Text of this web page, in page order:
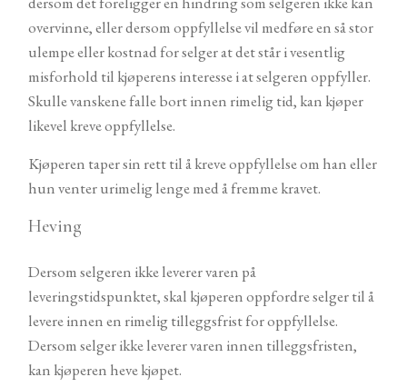
overvinne, eller dersom oppfyllelse vil medføre en så stor
ulempe eller kostnad for selger at det står i vesentlig
misforhold til kjøperens interesse i at selgeren oppfyller.
Skulle vanskene falle bort innen rimelig tid, kan kjøper
likevel kreve oppfyllelse.
Kjøperen taper sin rett til å kreve oppfyllelse om han eller
hun venter urimelig lenge med å fremme kravet.
Heving
Dersom selgeren ikke leverer varen på
leveringstidspunktet, skal kjøperen oppfordre selger til å
levere innen en rimelig tilleggsfrist for oppfyllelse.
Dersom selger ikke leverer varen innen tilleggsfristen,
kan kjøperen heve kjøpet.